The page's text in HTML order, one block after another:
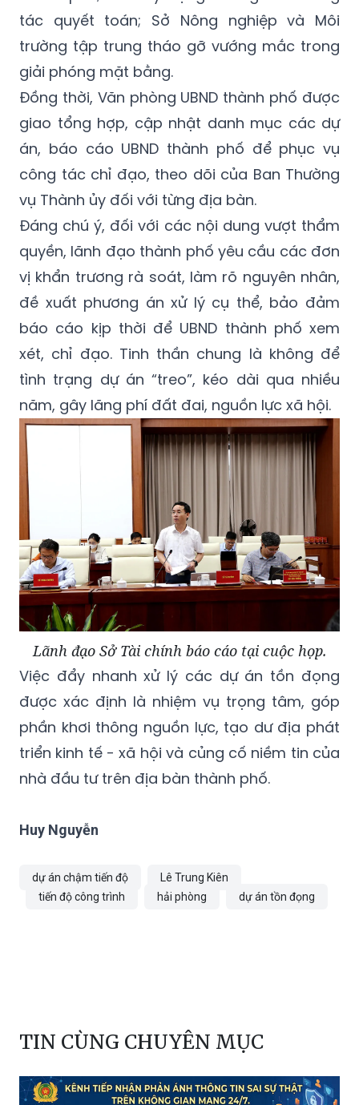
trường tập trung tháo gỡ vướng mắc trong
giải phóng mặt bằng.
Đồng thời, Văn phòng UBND thành phố được
giao tổng hợp, cập nhật danh mục các dự
án, báo cáo UBND thành phố để phục vụ
công tác chỉ đạo, theo dõi của Ban Thường
vụ Thành ủy đối với từng địa bàn.
Đáng chú ý, đối với các nội dung vượt thẩm
quyền, lãnh đạo thành phố yêu cầu các đơn
vị khẩn trương rà soát, làm rõ nguyên nhân,
đề xuất phương án xử lý cụ thể, bảo đảm
báo cáo kịp thời để UBND thành phố xem
xét, chỉ đạo. Tinh thần chung là không để
tình trạng dự án “treo”, kéo dài qua nhiều
năm, gây lãng phí đất đai, nguồn lực xã hội.
Lãnh đạo Sở Tài chính báo cáo tại cuộc họp.
Việc đẩy nhanh xử lý các dự án tồn đọng
được xác định là nhiệm vụ trọng tâm, góp
phần khơi thông nguồn lực, tạo dư địa phát
triển kinh tế - xã hội và củng cố niềm tin của
nhà đầu tư trên địa bàn thành phố.
Huy Nguyễn
dự án chậm tiến độ